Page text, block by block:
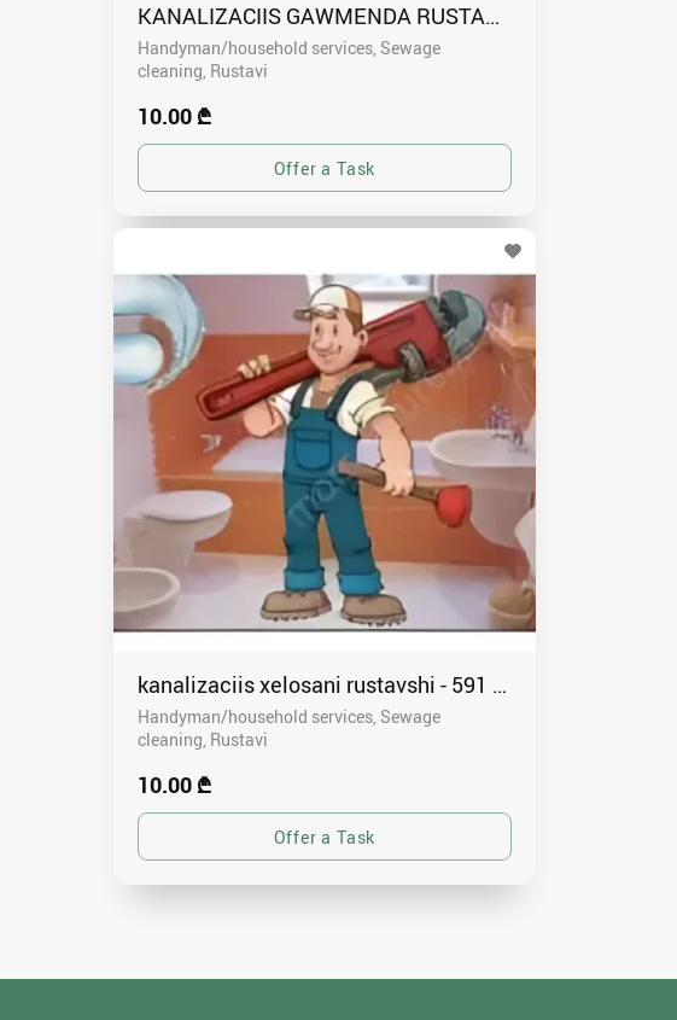
KANALIZACIIS GAWMENDA RUSTAVSHI - 591004680
Handyman/household services, Sewage
cleaning Rustavi
10.00 ₾
kanalizaciis xelosani rustavshi - 591 00 46 80
Handyman/household services, Sewage
cleaning Rustavi
10.00 ₾